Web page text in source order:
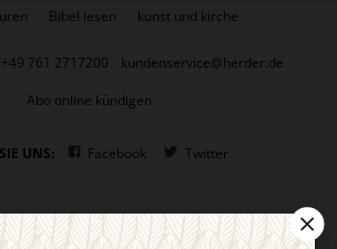
Bibel lesen kunst und kirche
+49 761 2717200
kundenservice@herder.de
Abo online kündigen
UNS: Facebook Twitter